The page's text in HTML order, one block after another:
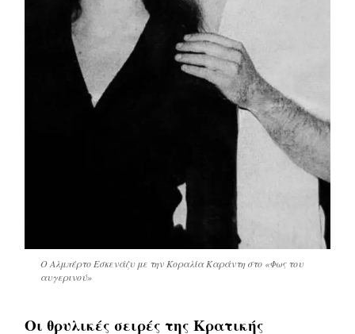
Ο Αλμπέρτο Εσκενάζυ με την Κοραλία Καράντη στο «Φως του
αυγερινού»
Οι θρυλικές σειρές της Κρατικής